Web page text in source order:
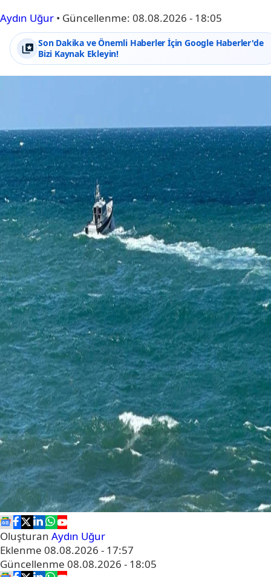
Aydın Uğur • Güncellenme: 08.08.2026 - 18:05
Son Dakika ve Önemli Haberler İçin Google Haberler'de
Bizi Kaynak Ekleyin!
Oluşturan Aydın Uğur
Eklenme 08.08.2026 - 17:57
Güncellenme 08.08.2026 - 18:05